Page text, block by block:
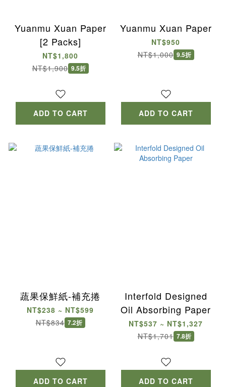
Yuanmu Xuan Paper
[2 Packs]
NT$1,800
NT$1,900 9.5折
ADD TO CART
Yuanmu Xuan Paper
NT$950
NT$1,000 9.5折
ADD TO CART
蔬果保鮮紙-補充捲
NT$238 ~ NT$599
NT$834 7.2折
ADD TO CART
Interfold Designed
Oil Absorbing Paper
NT$537 ~ NT$1,327
NT$1,701 7.8折
ADD TO CART